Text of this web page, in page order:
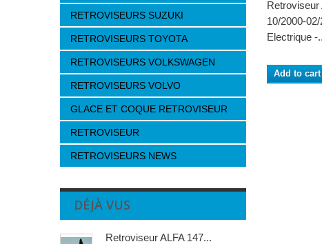
RETROVISEURS SUZUKI
RETROVISEURS TOYOTA
RETROVISEURS VOLKSWAGEN
RETROVISEURS VOLVO
GLACE ET COQUE RETROVISEUR
RETROVISEUR
RETROVISEURS NEWS
DÉJÀ VUS
Retroviseur ALFA 147...
Retroviseur
10/2000-
Electrique -
Add to cart